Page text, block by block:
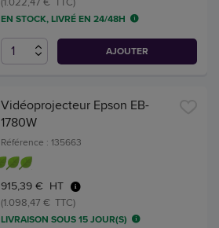
EN STOCK, LIVRÉ EN 24/48H
AJOUTER
Vidéoprojecteur Epson EB-
1780W
Référence : 135663
915,39 € HT
(1.098,47 € TTC)
LIVRAISON SOUS 15 JOUR(S)